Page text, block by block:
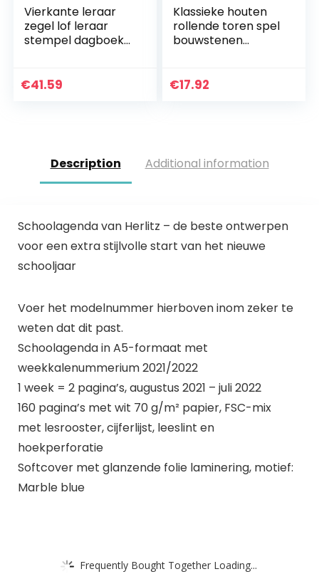
Vierkante leraar
zegel lof leraar
stempel dagboek
schattig
€41.59
Klassieke houten
rollende toren spel
bouwstenen
volwassenen, grote
€17.92
Description Additional information
Schoolagenda van Herlitz – de beste ontwerpen
voor een extra stijlvolle start van het nieuwe
schooljaar
Voer het modelnummer hierboven inom zeker te
weten dat dit past.
Schoolagenda in A5-formaat met
weekkalenummerium 2021/2022
1 week = 2 pagina’s, augustus 2021 – juli 2022
160 pagina’s met wit 70 g/m² papier, FSC-mix
met lesrooster, cijferlijst, leeslint en
hoekperforatie
Softcover met glanzende folie laminering, motief:
Marble blue
Frequently Bought Together Loading...